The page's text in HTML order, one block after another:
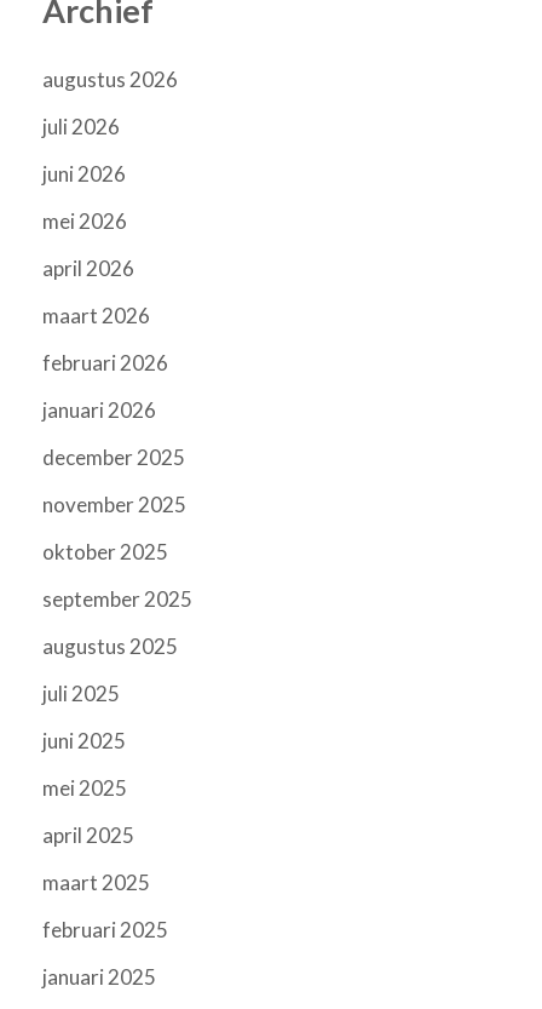
Archief
augustus 2026
juli 2026
juni 2026
mei 2026
april 2026
maart 2026
februari 2026
januari 2026
december 2025
november 2025
oktober 2025
september 2025
augustus 2025
juli 2025
juni 2025
mei 2025
april 2025
maart 2025
februari 2025
januari 2025